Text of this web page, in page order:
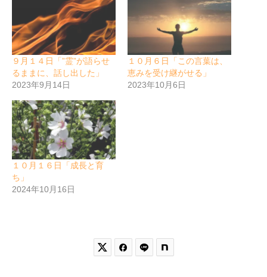
９月１４日「”霊”が語らせ
るままに、話し出した」
2023年9月14日
１０月６日「この言葉は、
恵みを受け継がせる」
2023年10月6日
１０月１６日「成長と育
ち」
2024年10月16日
 